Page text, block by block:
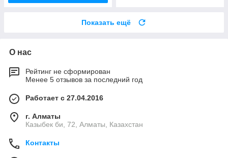
Показать ещё
О нас
Рейтинг не сформирован
Менее 5 отзывов за последний год
Работает с 27.04.2016
г. Алматы
Казыбек би, 72, Алматы, Казахстан
Контакты